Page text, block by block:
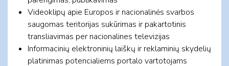
Videoklipų apie Europos ir nacionalinės svarbos
saugomas teritorijas sukūrimas ir pakartotinis
transliavimas per nacionalines televizijas
Informacinių elektroninių laiškų ir reklaminių skydelių
platinimas potencialiems portalo vartotojams